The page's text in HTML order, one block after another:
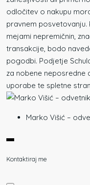
odločitev o nakupu
pravnem posvetovanju.
mejami nepremičnin,
transakcije, bodo
pogodbi. Podjetje
za nobene neposredne
uporabe te spletne
Marko Višić –
Kontaktiraj me